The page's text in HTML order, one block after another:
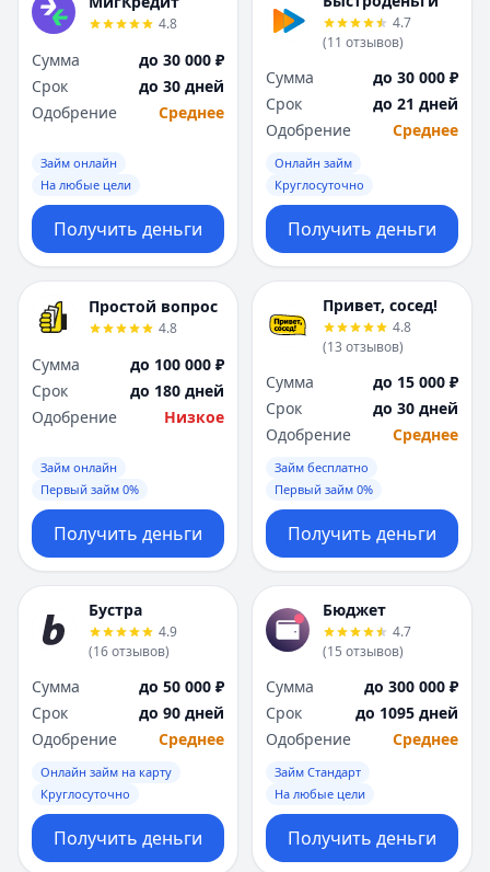
4.8
Сумма
до 30 000 ₽
Срок
до 30 дней
Одобрение
Среднее
Займ онлайн
На любые цели
Получить деньги
4.7
(11 отзывов)
Сумма
до 30 000 ₽
Срок
до 21 дней
Одобрение
Среднее
Онлайн займ
Круглосуточно
Получить деньги
Простой вопрос
4.8
Сумма
до 100 000 ₽
Срок
до 180 дней
Одобрение
Низкое
Займ онлайн
Первый займ 0%
Получить деньги
Привет, сосед!
4.8
(13 отзывов)
Сумма
до 15 000 ₽
Срок
до 30 дней
Одобрение
Среднее
Займ бесплатно
Первый займ 0%
Получить деньги
Бустра
4.9
(16отзывов)
Сумма
до 50 000 ₽
Срок
до 90 дней
Одобрение
Среднее
Онлайн займ на карту
Круглосуточно
Получить деньги
Бюджет
4.7
(15 отзывов)
Сумма
до 300 000 ₽
Срок
до 1095 дней
Одобрение
Среднее
Займ Стандарт
На любые цели
Получить деньги